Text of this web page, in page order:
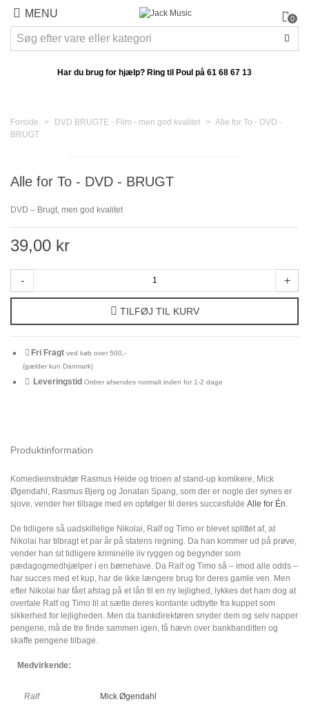
MENU 0
Har du brug for hjælp? Ring til Poul på 61 68 67 13
Forside > DVD BRUGTE - Film - men god kvalitet > Alle for To - DVD -
BRUGT
Alle for To - DVD - BRUGT
DVD – Brugt, men god kvalitet
39,00 kr
- +
TILFØJ TIL KURV
Fri Fragt ved køb over 500,-
(gælder kun Danmark)
Leveringstid Ordrer afsendes normalt inden for 1-2 dage
Produktinformation
Komedieinstruktør Rasmus Heide og trioen af stand-up komikere, Mick
Øgendahl, Rasmus Bjerg og Jonatan Spang, som der er nogle der synes er
sjove, vender her tilbage med en opfølger til deres succesfulde Alle for Én.
De tidligere så uadskillelige Nikolai, Ralf og Timo er blevet splittet af, at
Nikolai har tilbragt et par år på statens regning. Da han kommer ud på prøve,
vender han sit tidligere kriminelle liv ryggen og begynder som
pædagogmedhjælper i en børnehave. Da Ralf og Timo så – imod alle odds –
har succes med et kup, har de ikke længere brug for deres gamle ven. Men
efter Nikolai har fået afslag på et lån til en ny lejlighed, lykkes det ham dog at
overtale Ralf og Timo til at sætte deres kontante udbytte fra kuppet som
sikkerhed for lejligheden. Men da bankdirektøren snyder dem og selv napper
pengene, må de tre finde sammen igen, få hævn over bankbanditten og
skaffe pengene tilbage.
Medvirkende:
Ralf Mick Øgendahl